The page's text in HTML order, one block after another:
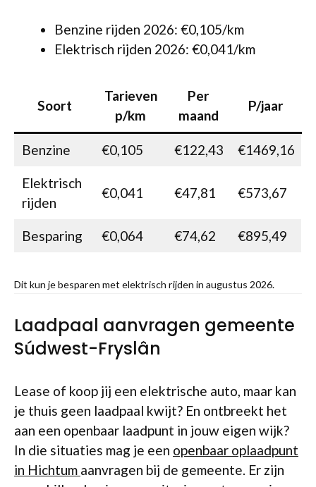
Benzine rijden 2026: €0,105/km
Elektrisch rijden 2026: €0,041/km
Soort
Tarieven
p/km
Per
maand
P/jaar
Benzine €0,105 €122,43 €1469,16
Elektrisch
rijden
€0,041 €47,81 €573,67
Besparing €0,064 €74,62 €895,49
Dit kun je besparen met elektrisch rijden in augustus 2026.
Laadpaal aanvragen gemeente
Súdwest-Fryslân
Lease of koop jij een elektrische auto, maar kan
je thuis geen laadpaal kwijt? En ontbreekt het
aan een openbaar laadpunt in jouw eigen wijk?
In die situaties mag je een openbaar oplaadpunt
in Hichtum aanvragen bij de gemeente. Er zijn